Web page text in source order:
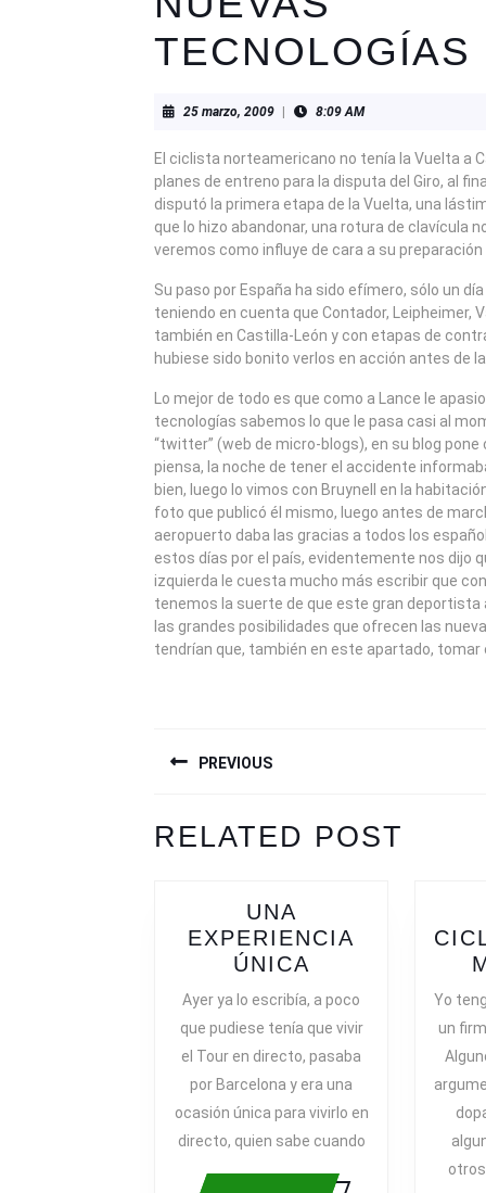
TECNOLOGÍAS
25 marzo, 200925
2009
8:09 AM
El ciclista norteamericano no tenía la Vuelta a
planes de entreno para la disputa del Giro, al
disputó la primera etapa de la Vuelta, una
que lo hizo abandonar, una rotura de clavícula
veremos como influye de cara a su
Su paso por España ha sido efímero, sólo un
teniendo en cuenta que Contador, Leipheimer,
también en Castilla-León y con etapas de
hubiese sido bonito verlos en acción antes de
Lo mejor de todo es que como a Lance le
tecnologías sabemos lo que le pasa casi al
“twitter” (web de micro-blogs), en su blog
piensa, la noche de tener el accidente
bien, luego lo vimos con Bruynell en la
foto que publicó él mismo, luego antes de
aeropuerto daba las gracias a todos los
estos días por el país, evidentemente nos dijo
izquierda le cuesta mucho más escribir que
tenemos la suerte de que este gran deportista
las grandes posibilidades que ofrecen las
tendrían que, también en este apartado, tomar
DE
ENTRADAS
PREVIOUS
post:
RELATED POST
UNA
EXPERIENCIA
ÚNICA
EXPERIENCIA
ÚNICA
Ayer ya lo escribía, a poco
que pudiese tenía que vivir
el Tour en directo, pasaba
por Barcelona y era una
ocasión única para vivirlo en
directo, quien sabe cuando
Yo
un